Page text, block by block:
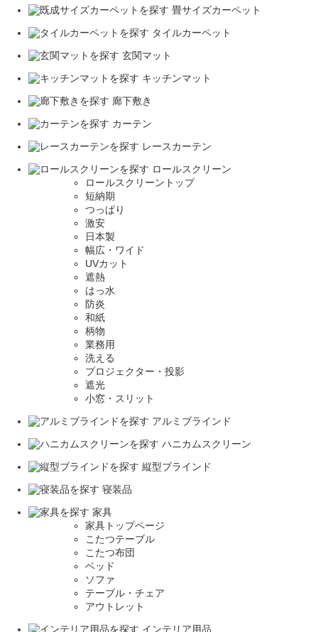
畳サイズカーペット
タイルカーペット
玄関マット
キッチンマット
廊下敷き
カーテン
レースカーテン
ロールスクリーン
ロールスクリーントップ
短納期
つっぱり
激安
日本製
幅広・ワイド
UVカット
遮熱
はっ水
防炎
和紙
柄物
業務用
洗える
プロジェクター・投影
遮光
小窓・スリット
アルミブラインド
ハニカムスクリーン
縦型ブラインド
寝装品
家具
家具トップページ
こたつテーブル
こたつ布団
ベッド
ソファ
テーブル・チェア
アウトレット
インテリア用品